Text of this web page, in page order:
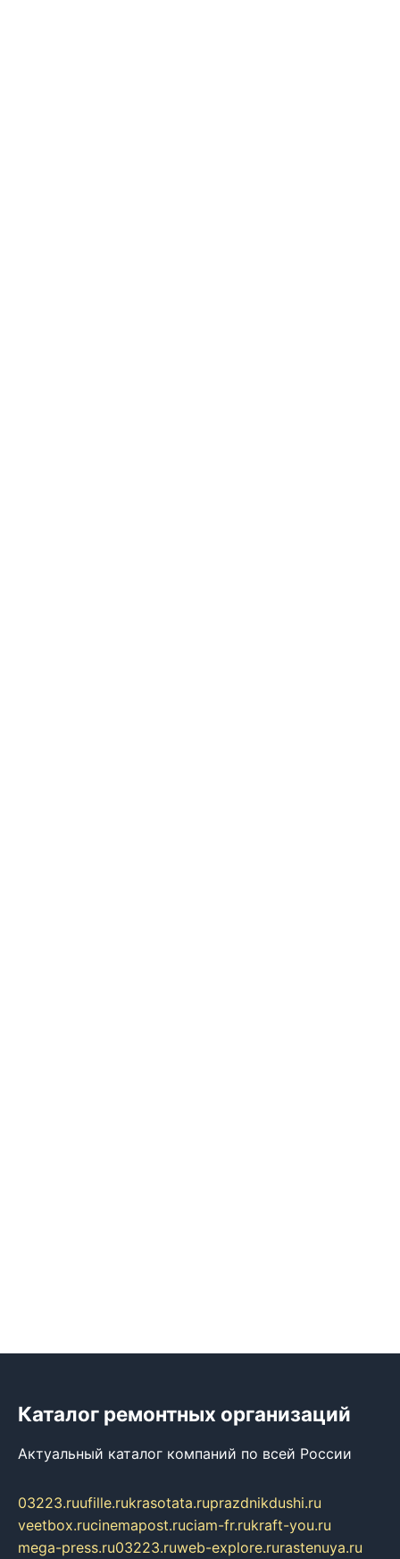
Каталог ремонтных организаций
Актуальный каталог компаний по всей России
03223.ruufille.rukrasotata.ruprazdnikdushi.ru
veetbox.rucinemapost.ruciam-fr.rukraft-you.ru
mega-press.ru03223.ruweb-explore.rurastenuya.ru